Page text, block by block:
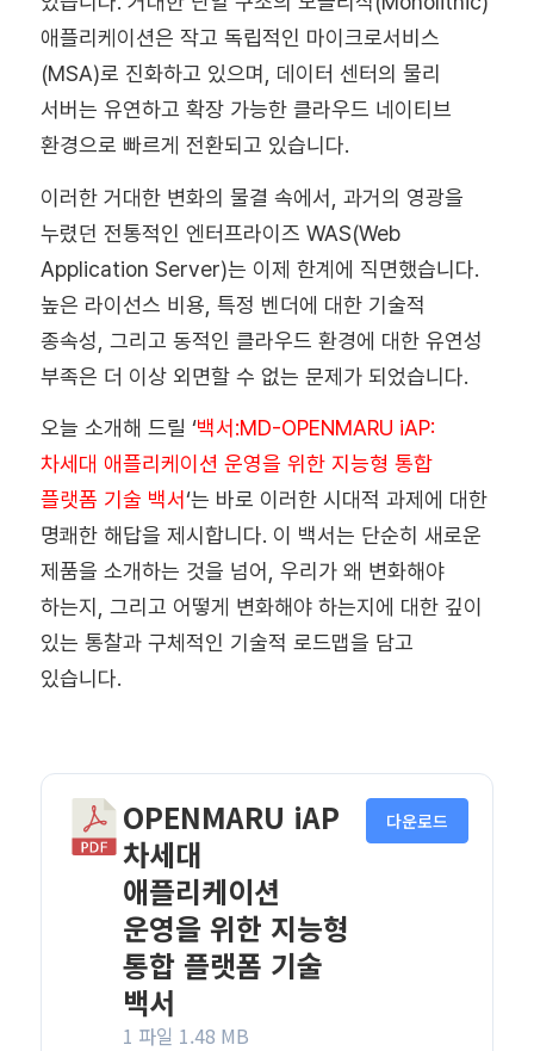
애플리케이션은 작고 독립적인 마이크로서비스
(MSA)로 진화하고 있으며, 데이터 센터의 물리
서버는 유연하고 확장 가능한 클라우드 네이티브
환경으로 빠르게 전환되고 있습니다.
이러한 거대한 변화의 물결 속에서, 과거의 영광을
누렸던 전통적인 엔터프라이즈 WAS(Web
Application Server)는 이제 한계에 직면했습니다.
높은 라이선스 비용, 특정 벤더에 대한 기술적
종속성, 그리고 동적인 클라우드 환경에 대한 유연성
부족은 더 이상 외면할 수 없는 문제가 되었습니다.
오늘 소개해 드릴 ‘백서:MD-OPENMARU iAP:
차세대 애플리케이션 운영을 위한 지능형 통합
플랫폼 기술 백서‘는 바로 이러한 시대적 과제에 대한
명쾌한 해답을 제시합니다. 이 백서는 단순히 새로운
제품을 소개하는 것을 넘어, 우리가 왜 변화해야
하는지, 그리고 어떻게 변화해야 하는지에 대한 깊이
있는 통찰과 구체적인 기술적 로드맵을 담고
있습니다.
OPENMARU iAP
차세대
애플리케이션
운영을 위한 지능형
통합 플랫폼 기술
백서
1 파일 1.48 MB
다운로드